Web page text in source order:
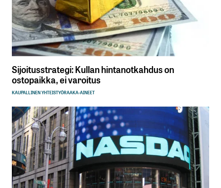
Sijoitusstrategi: Kullan hintanotkahdus on
ostopaikka, ei varoitus
KAUPALLINEN YHTEISTYÖRAAKA-AINEET